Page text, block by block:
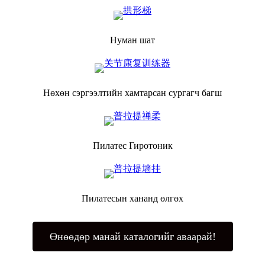
Нуман шат
Нөхөн сэргээлтийн хамтарсан сургагч багш
Пилатес Гиротоник
Пилатесын хананд өлгөх
Өнөөдөр манай каталогийг аваарай!